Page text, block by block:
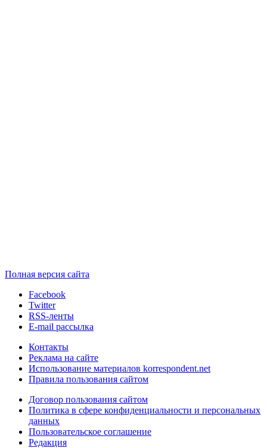
Полная версия сайта
Facebook
Twitter
RSS-ленты
E-mail рассылка
Контакты
Реклама на сайте
Использование материалов korrespondent.net
Правила пользования сайтом
Договор пользования сайтом
Политика в сфере конфиденциальности и персональных
данных
Пользовательское соглашение
Редакция